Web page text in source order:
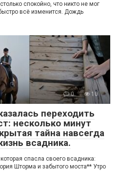
спокойно, что никто не мог
всё изменится. Дождь
0 10
переходить
несколько минут
тайна навсегда
всадника.
спасла своего всадника:
Шторма и забытого моста** Утро